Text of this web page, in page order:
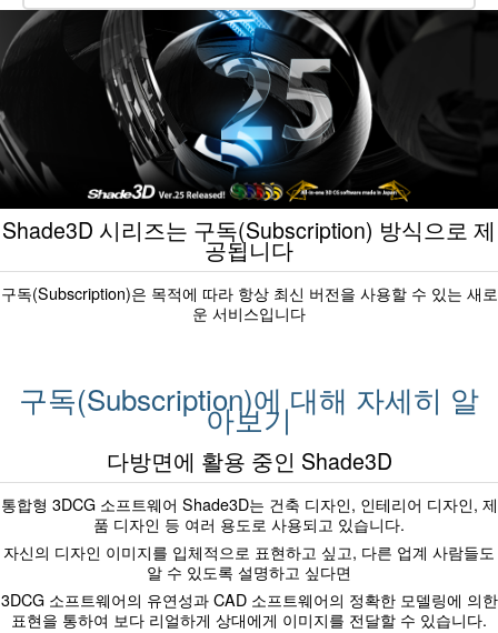
Shade3D 시리즈는 구독(Subscription) 방식으로 제
공됩니다
구독(Subscription)은 목적에 따라 항상 최신 버전을 사용할 수 있는 새로
운 서비스입니다
구독(Subscription)에 대해 자세히 알
아보기
다방면에 활용 중인 Shade3D
통합형 3DCG 소프트웨어 Shade3D는 건축 디자인, 인테리어 디자인, 제
품 디자인 등 여러 용도로 사용되고 있습니다.
자신의 디자인 이미지를 입체적으로 표현하고 싶고, 다른 업계 사람들도
알 수 있도록 설명하고 싶다면
3DCG 소프트웨어의 유연성과 CAD 소프트웨어의 정확한 모델링에 의한
표현을 통하여 보다 리얼하게 상대에게 이미지를 전달할 수 있습니다.